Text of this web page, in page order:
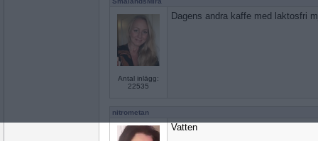
Antal inlägg:
22535
Dagens andra kaffe med laktosfri
nitrometan
Vatten